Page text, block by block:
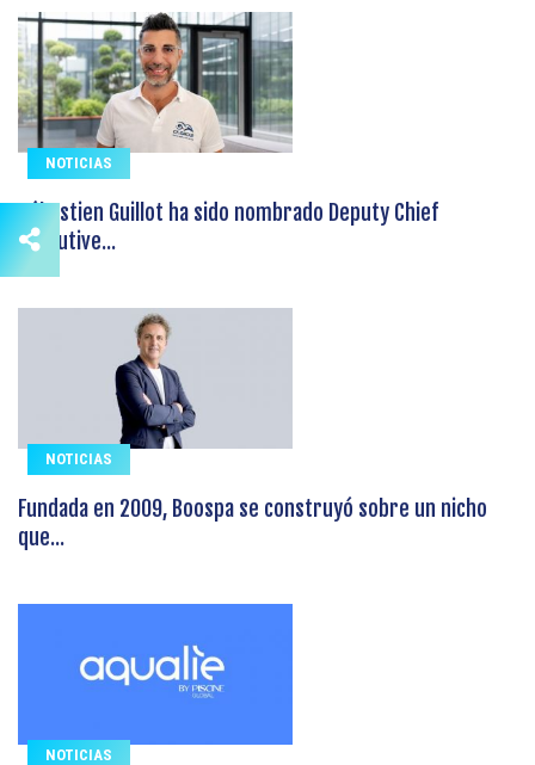
NOTICIAS
Sébastien Guillot ha sido nombrado Deputy Chief
Executive...
NOTICIAS
Fundada en 2009, Boospa se construyó sobre un nicho
que...
NOTICIAS